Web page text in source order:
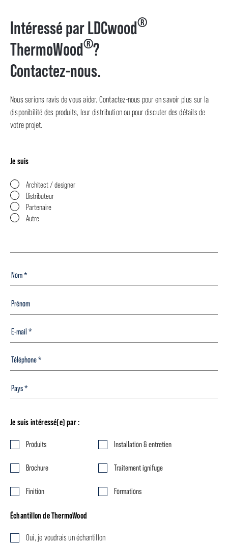
Intéressé par LDCwood®
ThermoWood®?
Contactez-nous.
Nous serions ravis de vous aider. Contactez-nous pour en savoir plus sur la
disponibilité des produits, leur distribution ou pour discuter des détails de
votre projet.
Je suis
Architect / designer
Distributeur
Partenaire
Autre
Je suis intéressé(e) par :
Produits Installation & entretien
Brochure Traitement ignifuge
Finition Formations
Échantillon de ThermoWood
Oui, je voudrais un échantillon